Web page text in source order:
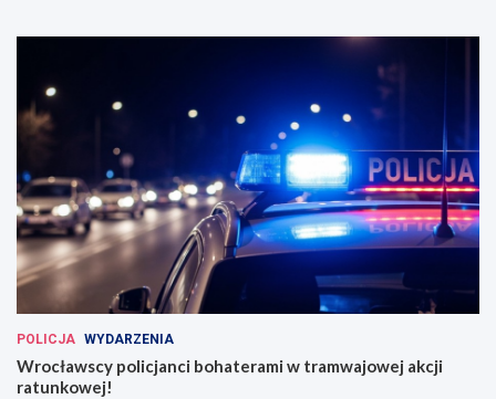
POLICJA WYDARZENIA
Wrocławscy policjanci bohaterami w tramwajowej akcji
ratunkowej!